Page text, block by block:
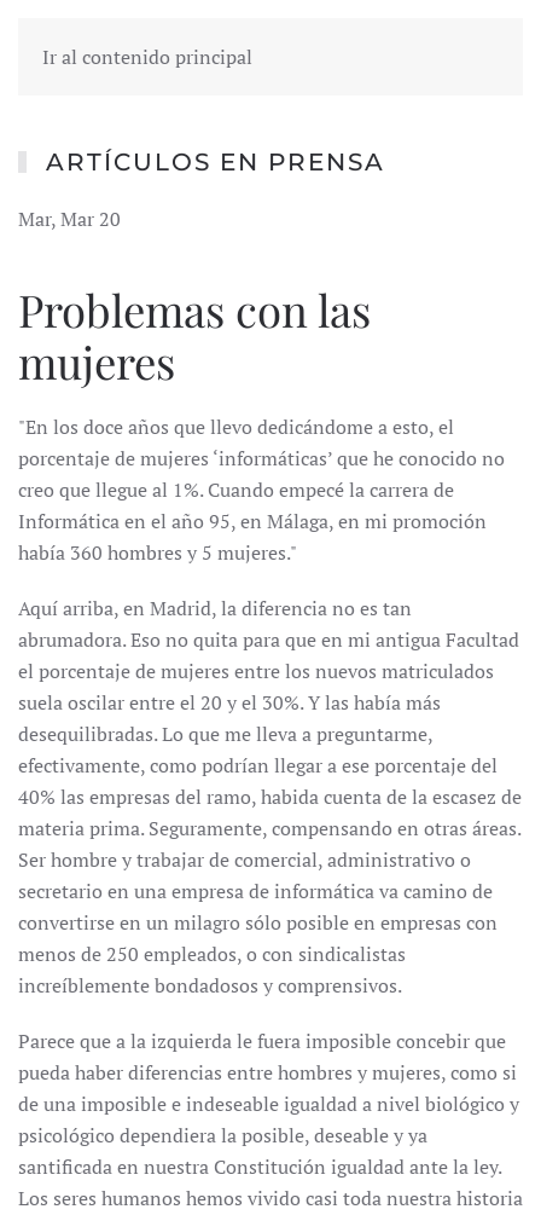
Ir al contenido principal
ARTÍCULOS EN PRENSA
Mar, Mar 20
Problemas con las
mujeres
"En los doce años que llevo dedicándome a esto, el
porcentaje de mujeres ‘informáticas’ que he conocido no
creo que llegue al 1%. Cuando empecé la carrera de
Informática en el año 95, en Málaga, en mi promoción
había 360 hombres y 5 mujeres."
Aquí arriba, en Madrid, la diferencia no es tan
abrumadora. Eso no quita para que en mi antigua Facultad
el porcentaje de mujeres entre los nuevos matriculados
suela oscilar entre el 20 y el 30%. Y las había más
desequilibradas. Lo que me lleva a preguntarme,
efectivamente, como podrían llegar a ese porcentaje del
40% las empresas del ramo, habida cuenta de la escasez de
materia prima. Seguramente, compensando en otras áreas.
Ser hombre y trabajar de comercial, administrativo o
secretario en una empresa de informática va camino de
convertirse en un milagro sólo posible en empresas con
menos de 250 empleados, o con sindicalistas
increíblemente bondadosos y comprensivos.
Parece que a la izquierda le fuera imposible concebir que
pueda haber diferencias entre hombres y mujeres, como si
de una imposible e indeseable igualdad a nivel biológico y
psicológico dependiera la posible, deseable y ya
santificada en nuestra Constitución igualdad ante la ley.
Los seres humanos hemos vivido casi toda nuestra historia